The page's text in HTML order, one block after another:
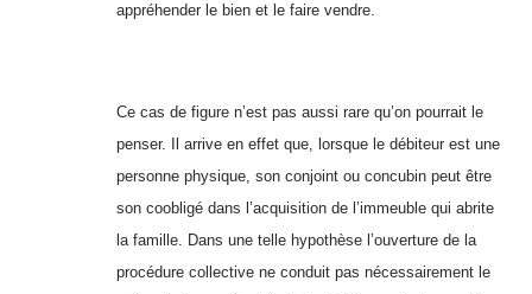
appréhender le bien et le faire vendre.
Ce cas de figure n’est pas aussi rare qu’on pourrait le
penser. Il arrive en effet que, lorsque le débiteur est une
personne physique, son conjoint ou concubin peut être
son coobligé dans l’acquisition de l’immeuble qui abrite
la famille. Dans une telle hypothèse l’ouverture de la
procédure collective ne conduit pas nécessairement le